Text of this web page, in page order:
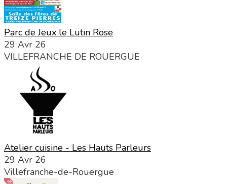
Parc de Jeux le Lutin Rose
29 Avr 26
VILLEFRANCHE DE ROUERGUE
Atelier cuisine - Les Hauts Parleurs
29 Avr 26
Villefranche-de-Rouergue